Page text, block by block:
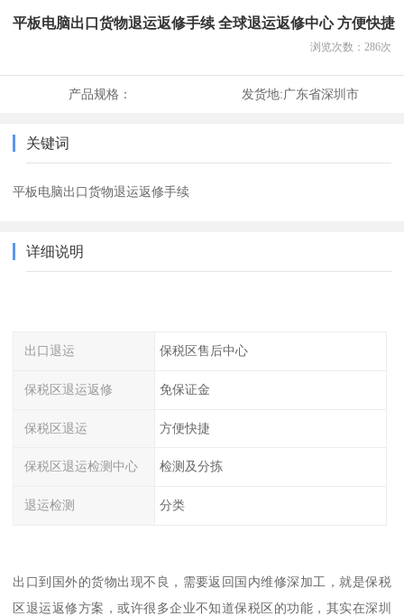
平板电脑出口货物退运返修手续 全球退运返修中心 方便快捷
浏览次数： 286次
产品规格： 发货地:广东省深圳市
关键词
平板电脑出口货物退运返修手续
详细说明
出口退运 保税区售后中心
保税区退运返修 免保证金
保税区退运 方便快捷
保税区退运检测中心 检测及分拣
退运检测 分类
出口到国外的货物出现不良，需要返回国内维修深加工，就是保税
区退运返修方案，或许很多企业不知道保税区的功能，其实在深圳